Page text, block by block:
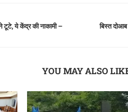
टूटे, ये केंद्र की नाकामी –
बिस्त
YOU MAY ALSO